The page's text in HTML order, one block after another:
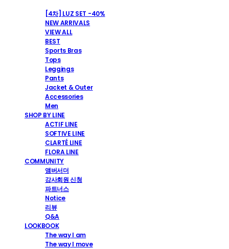
[4차] LUZ SET -40%
NEW ARRIVALS
VIEW ALL
BEST
Sports Bras
Tops
Leggings
Pants
Jacket & Outer
Accessories
Men
SHOP BY LINE
ACTIF LINE
SOFTIVE LINE
CLARTÉ LINE
FLORA LINE
COMMUNITY
앰버서더
강사회원 신청
파트너스
Notice
리뷰
Q&A
LOOKBOOK
The way I am
The way I move